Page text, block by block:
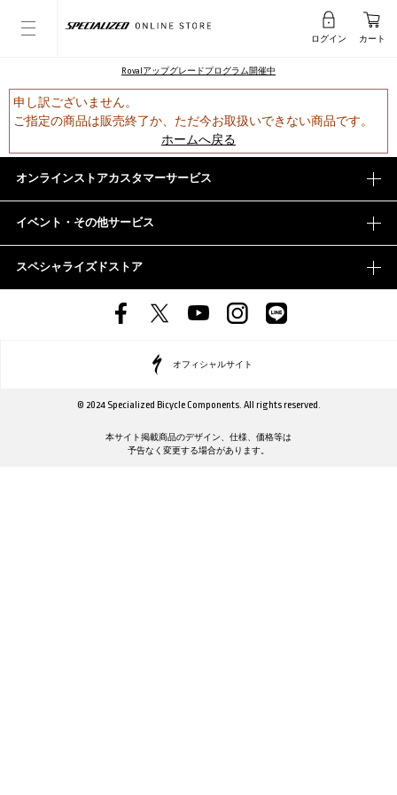
ログイン カート
Rovalアップグレードプログラム開催中
申し訳ございません。
ご指定の商品は販売終了か、ただ今お取扱いできない商品です。
ホームへ戻る
オンラインストアカスタマーサービス
イベント・その他サービス
スペシャライズドストア
オフィシャルサイト
© 2024 Specialized Bicycle Components. All rights reserved.
本サイト掲載商品のデザイン、仕様、価格等は
予告なく変更する場合があります。